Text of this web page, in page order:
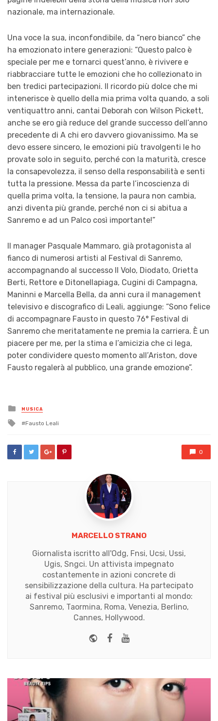
nazionale, ma internazionale.
Una voce la sua, inconfondibile, da “nero bianco” che
ha emozionato intere generazioni: “Questo palco è
speciale per me e tornarci quest’anno, è rivivere e
riabbracciare tutte le emozioni che ho collezionato in
ben tredici partecipazioni. Il ricordo più dolce che mi
intenerisce è quello della mia prima volta quando, a soli
ventiquattro anni, cantai Deborah con Wilson Pickett,
anche se ero già reduce del grande successo dell’anno
precedente di A chi ero davvero giovanissimo. Ma se
devo essere sincero, le emozioni più travolgenti le ho
provate solo in seguito, perché con la maturità, cresce
la consapevolezza, il senso della responsabilità e senti
tutta la pressione. Messa da parte l’incoscienza di
quella prima volta, la tensione, la paura non cambia,
anzi diventa più grande, perché non ci si abitua a
Sanremo e ad un Palco così importante!”
Il manager Pasquale Mammaro, già protagonista al
fianco di numerosi artisti al Festival di Sanremo,
accompagnando al successo Il Volo, Diodato, Orietta
Berti, Rettore e Ditonellapiaga, Cugini di Campagna,
Maninni e Marcella Bella, da anni cura il management
televisivo e discografico di Leali, aggiunge: “Sono felice
di accompagnare Fausto in questo 76° Festival di
Sanremo che meritatamente ne premia la carriera. È un
piacere per me, per la stima e l’amicizia che ci lega,
poter condividere questo momento all’Ariston, dove
Fausto regalerà al pubblico, una grande emozione”.
Posted
in
MUSICA
Tagged
Fausto Leali
0
MARCELLO STRANO
Giornalista iscritto all'Odg, Fnsi, Ucsi, Ussi,
Ugis, Sngci. Un attivista impegnato
costantemente in azioni concrete di
sensibilizzazione della cultura. Ha partecipato
ai festival più esclusivi e importanti al mondo:
Sanremo, Taormina, Roma, Venezia, Berlino,
Cannes, Hollywood.
Website
Facebook
Youtube